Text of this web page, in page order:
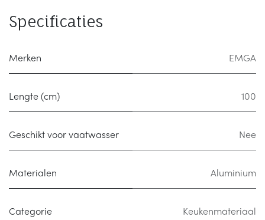
Specificaties
Merken EMGA
Lengte (cm) 100
Geschikt voor vaatwasser Nee
Materialen Aluminium
Categorie Keukenmateriaal